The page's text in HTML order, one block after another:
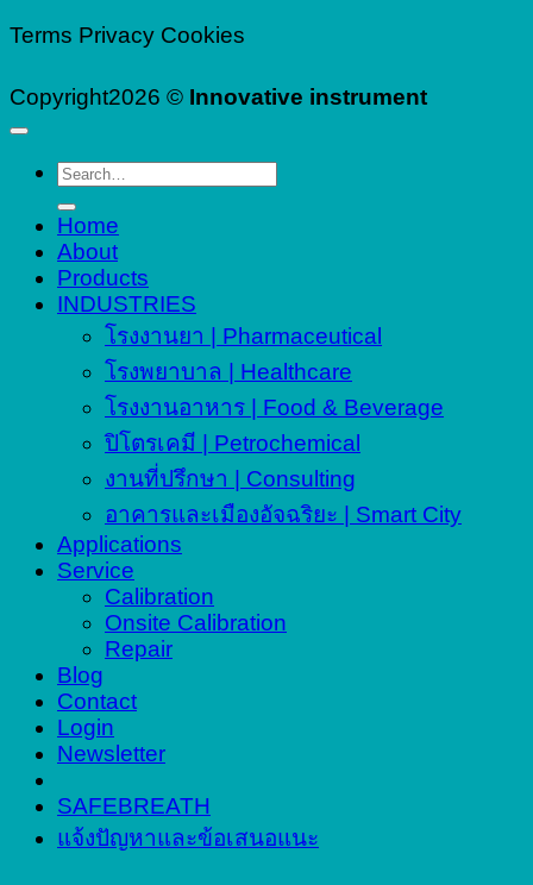
Terms Privacy Cookies
Copyright2026 © Innovative instrument
Search
Home
About
Products
INDUSTRIES
โรงงานยา | Pharmaceutical
โรงพยาบาล | Healthcare
โรงงานอาหาร | Food & Beverage
ปิโตรเคมี | Petrochemical
งานที่ปรึกษา | Consulting
อาคารและเมืองอัจฉริยะ | Smart City
Applications
Service
Calibration
Onsite Calibration
Repair
Blog
Contact
Login
Newsletter
SAFEBREATH
แจ้งปัญหาและข้อเสนอแนะ